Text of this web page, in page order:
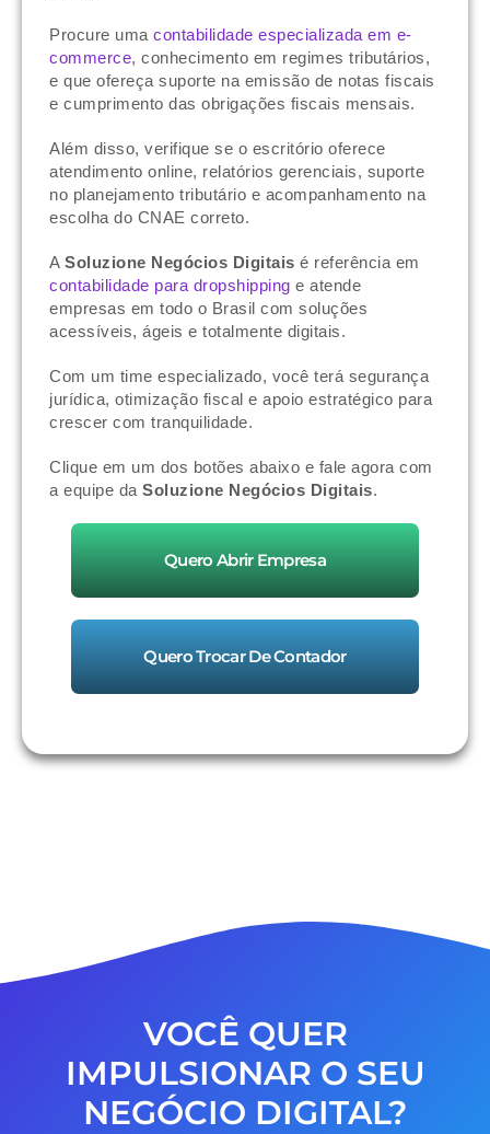
Procure uma contabilidade especializada em e-
commerce, conhecimento em regimes tributários,
e que ofereça suporte na emissão de notas fiscais
e cumprimento das obrigações fiscais mensais.
Além disso, verifique se o escritório oferece
atendimento online, relatórios gerenciais, suporte
no planejamento tributário e acompanhamento na
escolha do CNAE correto.
A Soluzione Negócios Digitais é referência em
contabilidade para dropshipping e atende
empresas em todo o Brasil com soluções
acessíveis, ágeis e totalmente digitais.
Com um time especializado, você terá segurança
jurídica, otimização fiscal e apoio estratégico para
crescer com tranquilidade.
Clique em um dos botões abaixo e fale agora com
a equipe da Soluzione Negócios Digitais.
Quero Abrir Empresa
Quero Trocar De Contador
VOCÊ QUER
IMPULSIONAR O SEU
NEGÓCIO DIGITAL?